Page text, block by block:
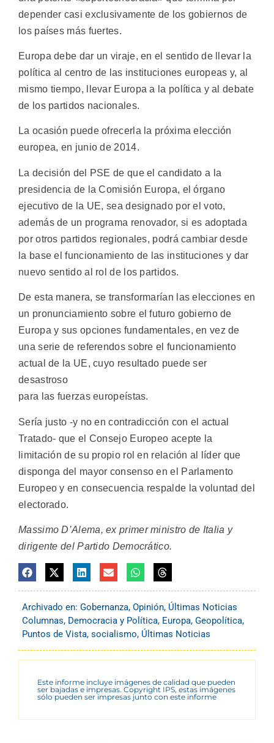
depender casi exclusivamente de los gobiernos de
los países más fuertes.
Europa debe dar un viraje, en el sentido de llevar la
política al centro de las instituciones europeas y, al
mismo tiempo, llevar Europa a la política y al debate
de los partidos nacionales.
La ocasión puede ofrecerla la próxima elección
europea, en junio de 2014.
La decisión del PSE de que el candidato a la
presidencia de la Comisión Europa, el órgano
ejecutivo de la UE, sea designado por el voto,
además de un programa renovador, si es adoptada
por otros partidos regionales, podrá cambiar desde
la base el funcionamiento de las instituciones y dar
nuevo sentido al rol de los partidos.
De esta manera, se transformarían las elecciones en
un pronunciamiento sobre el futuro gobierno de
Europa y sus opciones fundamentales, en vez de
una serie de referendos sobre el funcionamiento
actual de la UE, cuyo resultado puede ser
desastroso
para las fuerzas europeístas.
Sería justo -y no en contradicción con el actual
Tratado- que el Consejo Europeo acepte la
limitación de su propio rol en relación al líder que
disponga del mayor consenso en el Parlamento
Europeo y en consecuencia respalde la voluntad del
electorado.
Massimo D’Alema, ex primer ministro de Italia y
dirigente del Partido Democrático.
Archivado en: Gobernanza, Opinión, Últimas Noticias
Columnas, Democracia y Política, Europa, Geopolítica,
Puntos de Vista, socialismo, Últimas Noticias
Este informe incluye imágenes de calidad que pueden
ser bajadas e impresas. Copyright IPS, estas imágenes
sólo pueden ser impresas junto con este informe